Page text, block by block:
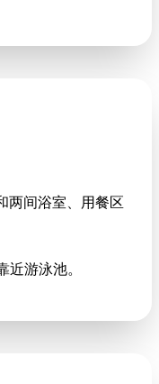
两间浴室、用餐区
近游泳池。